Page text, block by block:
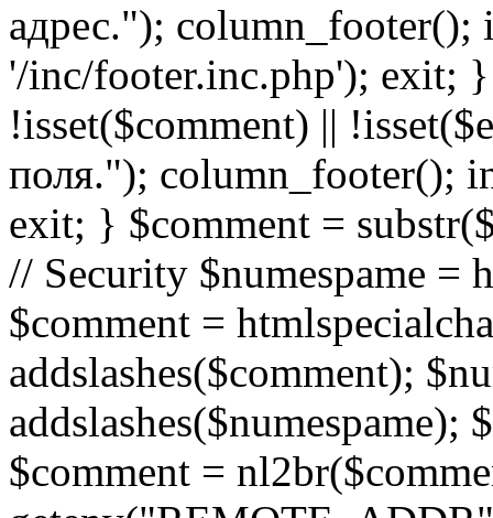
адрес."); column_footer();
'/inc/footer.inc.php'); exit;
!isset($comment) ||
поля."); column_footer();
exit; } $comment =
// Security $numespame =
$comment =
addslashes($comment);
addslashes($numespame);
$comment =